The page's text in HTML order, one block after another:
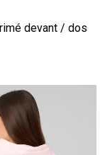
devant / dos